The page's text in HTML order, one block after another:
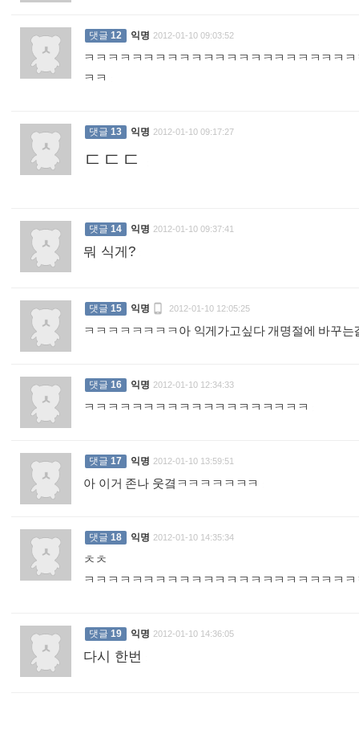
댓글 12 익명 2012-01-10 09:03:52
ㅋㅋㅋㅋㅋㅋㅋㅋㅋㅋㅋㅋㅋㅋㅋㅋㅋㅋㅋㅋㅋㅋ
ㅋㅋ
댓글 13 익명 2012-01-10 09:17:27
ㄷㄷㄷ
댓글 14 익명 2012-01-10 09:37:41
뭐 식게?
댓글 15 익명  2012-01-10 12:05:25
ㅋㅋㅋㅋㅋㅋㅋㅋ아 익게가고싶다 개명절에 바꾸
댓글 16 익명 2012-01-10 12:34:33
ㅋㅋㅋㅋㅋㅋㅋㅋㅋㅋㅋㅋㅋㅋㅋㅋㅋㅋㅋ
댓글 17 익명 2012-01-10 13:59:51
아 이거 존나 웃곀ㅋㅋㅋㅋㅋㅋㅋ
댓글 18 익명 2012-01-10 14:35:34
ㅊㅊ
ㅋㅋㅋㅋㅋㅋㅋㅋㅋㅋㅋㅋㅋㅋㅋㅋㅋㅋㅋㅋㅋㅋ
댓글 19 익명 2012-01-10 14:36:05
다시 한번